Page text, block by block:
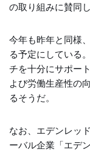
の取り組みに賛同
今年も昨年と同様
る予定にしている
チを十分にサポー
よび労働生産性の
るそうだ。
なお、エデンレッ
ーバル企業「エデ